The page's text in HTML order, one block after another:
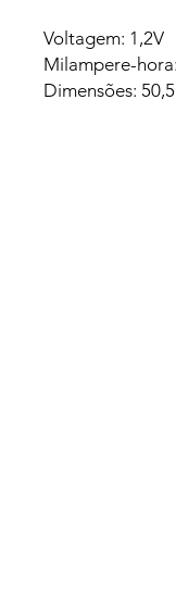
Voltagem: 1,2V
Milampere-
Dimensões: